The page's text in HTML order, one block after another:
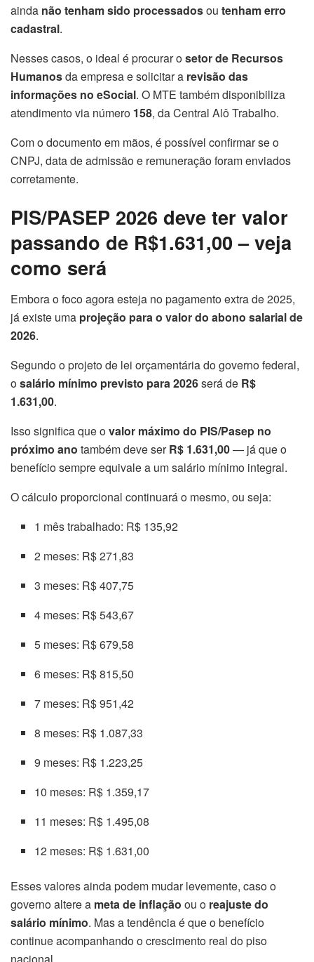
ainda não tenham sido processadosou tenham erro
cadastral.
Nesses casos, o ideal é procurar osetor de Recursos
Humanosda empresa e solicitar a revisão das
informações no eSocial. O MTE também disponibiliza
atendimento via número 158, da Central Alô Trabalho.
Com o documento em mãos, é possível confirmar se o
CNPJ, data de admissão e remuneração foram enviados
corretamente.
PIS/PASEP 2026 deve ter valor
passando de R$1.631,00 – veja
como será
Embora o foco agora esteja no pagamento extra de 2025,
já existe uma projeção para o valor do abono salarial de
2026.
Segundo o projeto de lei orçamentária do governo federal,
osalário mínimo previsto para 2026será de R$
1.631,00.
Isso significa que ovalor máximo do PIS/Pasep no
próximo ano também deve serR$ 1.631,00— já que o
benefício sempre equivale a um salário mínimo integral.
O cálculo proporcional continuará o mesmo, ou seja:
1 mês trabalhado: R$ 135,92
2 meses: R$ 271,83
3 meses: R$ 407,75
4 meses: R$ 543,67
5 meses: R$ 679,58
6 meses: R$ 815,50
7 meses: R$ 951,42
8 meses: R$ 1.087,33
9 meses: R$ 1.223,25
10 meses: R$ 1.359,17
11 meses: R$ 1.495,08
12 meses: R$ 1.631,00
Esses valores ainda podem mudar levemente, caso o
governo altere a meta de inflação ou o reajuste do
salário mínimo. Mas a tendência é que o benefício
continue acompanhando o crescimento real do piso
nacional.